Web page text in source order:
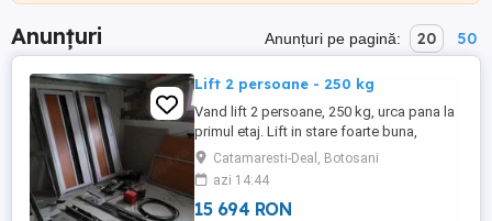
Anunțuri Anunțuri pe pagină: 20 50
Lift 2 persoane - 250 kg
Vand lift 2 persoane, 250 kg, urca pana la
primul etaj. Lift in stare foarte buna,
functional, cu piston hidraulic. Mai multe
informatii la telefon!
Catamaresti-Deal, Botosani
azi 14:44
15 694 RON